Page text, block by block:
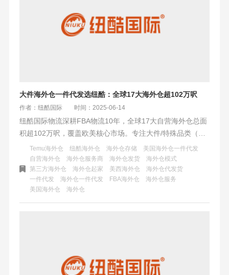
大件海外仓一件代发选纽酷：全球17大海外仓超102万呎
作者：纽酷国际 时间：2025-06-14
纽酷国际物流深耕FBA物流10年，全球17大自营海外仓总面
积超102万呎，覆盖欧美核心市场。专注大件/特殊品类（如
健身器材、家具家电）一件代发，通过自研系统实现全链路
数字化管理，提供极速履约（3日达）、0风险管控、行业顶
级运费折扣及一站式头程+仓配服务，助力跨境卖家物流成本
优化30%，旺季单量提升50%。
Temu海外仓 纽酷海外仓 海外仓存储
美国海外仓一件代发
自营海外仓
海外仓服务商 海外仓发货
海外仓模式
第三方海外仓
海外仓起家 美西海外仓
海外仓代发货
一件代发
海外仓一件代发 FBA海外仓
海外仓服务
美国海外仓
海外仓